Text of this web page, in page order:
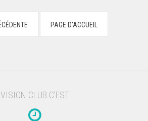
VISION CLUB C'EST